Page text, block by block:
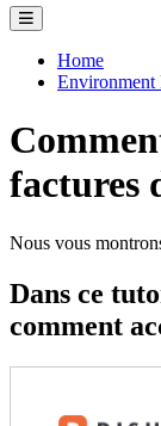
Home
Environment
factures
Nous vous
Dans ce
comment